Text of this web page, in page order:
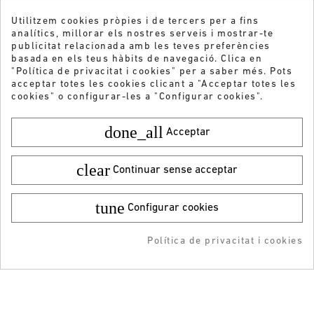
Talla: 28
AFEGIR A LA COMPRA
-5% DTO + Envío Gratis
Utilitzem cookies pròpies i de tercers per a fins
analítics, millorar els nostres serveis i mostrar-te
publicitat relacionada amb les teves preferències
basada en els teus hàbits de navegació. Clica en
"Política de privacitat i cookies" per a saber més. Pots
acceptar totes les cookies clicant a "Acceptar totes les
cookies" o configurar-les a "Configurar cookies".
done_all Acceptar
clear Continuar sense acceptar
tune Configurar cookies
Política de privacitat i cookies